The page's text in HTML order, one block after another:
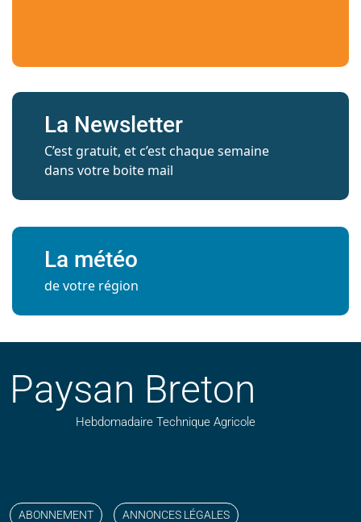
La Newsletter
C’est gratuit, et c’est chaque semaine
dans votre boite mail
La météo
de votre région
Paysan Breton
Hebdomadaire Technique Agricole
ABONNEMENT ANNONCES LÉGALES